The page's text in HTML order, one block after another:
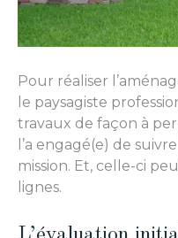
Pour réaliser
le paysagiste
travaux de façon à
l’a engagé(e) de
mission. Et, celle-ci
lignes.